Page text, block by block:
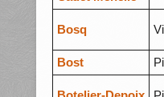
Bosq
Bost